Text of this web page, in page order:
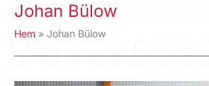
Johan Bülow
Hem Johan Bülow